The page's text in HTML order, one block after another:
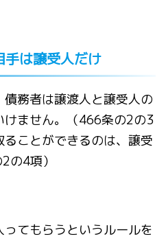
手は譲受人だけ
務者は譲渡人と譲受人の
けません。（466条の2の3
ことができるのは、譲受
の4項）
てもらうというルールを